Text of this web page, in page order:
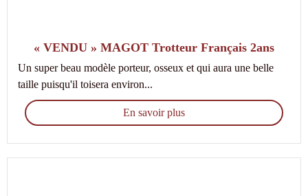
« VENDU » MAGOT Trotteur Français 2ans
Un super beau modèle porteur, osseux et qui aura une belle
taille puisqu'il toisera environ...
En savoir plus